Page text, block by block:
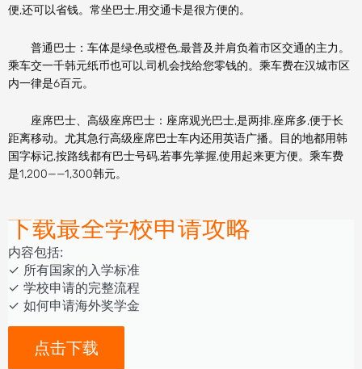
便,还可以省钱。常坐巴士,用交通卡是很方便的。
普通巴士：车体是绿色或橙色,最普及并肩负着市区交通的主力。
乘车交一千韩元纸币也可以,司机会找给您零钱的。乘车费在汉城市区
内一律是6百元。
座席巴士、高级座席巴士：座席观光巴士,是两排,座席多,便于长
距离移动。尤其急行高级座席巴士车内还用英语广播。目的地都用韩
国字标记,按路线都有巴士号码,若事先掌握,使用起来更方便。乘车费
是1,200——1,300韩元。
下载最全学校申请攻略
内容包括:
‎‏‏‎‎‏‏‎‎‏✓ ‎所有国家的入学标准
✓ 学校申请的完整流程
✓ 如何申请海外奖学金
点击下载